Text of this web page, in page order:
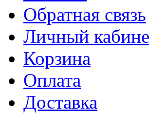
Обратная связь
Личный
Корзина
Оплата
Доставка